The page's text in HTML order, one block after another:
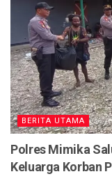
BERITA UTAMA
Polres Mimika
Keluarga Korban